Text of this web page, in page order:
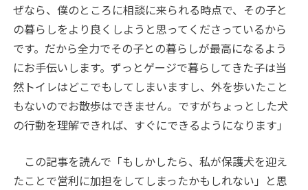
ぜなら、僕のところに相談に来られる時点で、その子と
の暮らしをより良くしようと思ってくださっているから
です。だから全力でその子との暮らしが最高になるよう
にお手伝いします。ずっとゲージで暮らしてきた子は当
然トイレはどこでもしてしまいますし、外を歩いたこと
もないのでお散歩はできません。ですがちょっとした犬
の行動を理解できれば、すぐにできるようになります」
この記事を読んで「もしかしたら、私が保護犬を迎え
たことで営利に加担をしてしまったかもしれない」と思